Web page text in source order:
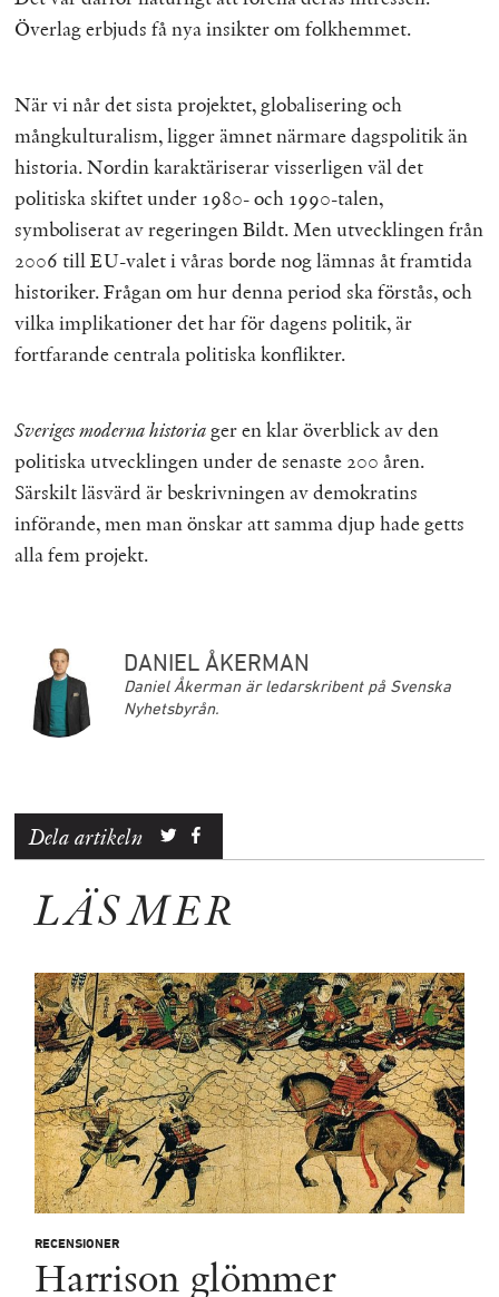
Överlag erbjuds få nya insikter om folkhemmet.
När vi når det sista projektet, globalisering och
mångkulturalism, ligger ämnet närmare dagspolitik än
historia. Nordin karaktäriserar visserligen väl det
politiska skiftet under 1980- och 1990-talen,
symboliserat av regeringen Bildt. Men utvecklingen från
2006 till EU-valet i våras borde nog lämnas åt framtida
historiker. Frågan om hur denna period ska förstås, och
vilka implikationer det har för dagens politik, är
fortfarande centrala politiska konflikter.
Sveriges moderna historia ger en klar överblick av den
politiska utvecklingen under de senaste 200 åren.
Särskilt läsvärd är beskrivningen av demokratins
införande, men man önskar att samma djup hade getts
alla fem projekt.
DANIEL ÅKERMAN
Daniel Åkerman är ledarskribent på Svenska
Nyhetsbyrån.
Dela artikeln
LÄS MER
RECENSIONER
Harrison glömmer